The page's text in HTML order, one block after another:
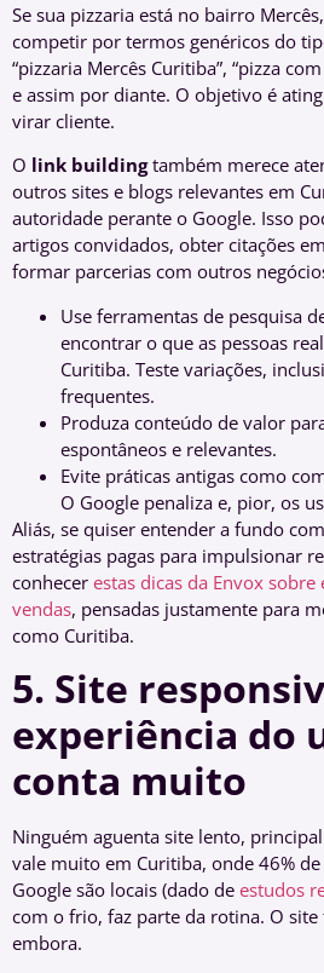
Se sua pizzaria está no bairro
competir por termos genéricos do
“pizzaria Mercês Curitiba”, “pizza
e assim por diante. O objetivo é
virar cliente.
O link buildingtambém merece
outros sites e blogs relevantes em
autoridade perante o Google. Isso
artigos convidados, obter citações
formar parcerias com outros
Use ferramentas de pesquisa
encontrar o que as pessoas
Curitiba. Teste variações,
frequentes.
Produza conteúdo de valor
espontâneos e relevantes.
Evite práticas antigas como
O Google penaliza e, pior, os
Aliás, se quiser entender a fundo
estratégias pagas para impulsionar
conhecer estas dicas da Envox sobre
vendas, pensadas justamente para
como Curitiba.
5. Site
experiência do
conta muito
Ninguém aguenta site lento,
vale muito em Curitiba, onde 46%
Google são locais (dado de estudos
com o frio, faz parte da rotina. O site
embora.